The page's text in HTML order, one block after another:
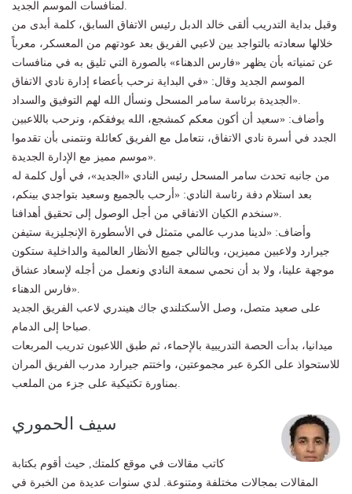
وقبل بداية التدريب ألقى خالد الدبل رئيس الاتفاق السابق، كلمة أبدى من
خلالها سعادته بالتواجد بين لاعبي الفريق بعد عودتهم من المعسكر، معرباً
عن تمنياته بأن يظهر «فارس الدهناء» بالصورة التي تليق به في منافسات
الموسم الجديد وقال: «في البداية نرحب بأعضاء إدارة نادي الاتفاق
الجديدة برئاسة سامر المسحل ونسأل الله لهم التوفيق والسداد».
وأضاف: «سعيد أن أكون معكم كمشجع، الله يوفقكم، ونرحب باللاعبين
الجدد في أسرة نادي الاتفاق، نتعامل مع الفريق كعائلة ونتمنى بأن تقدموا
موسم مميز مع الإدارة الجديدة».
من جانبه تحدث سامر المسحل رئيس النادي «الجديد»، في أول كلمة له
بعد استلام دفة رئاسة النادي: «أرحب بالجميع وسعيد بتواجدي بينكم،
سنخدم الكيان الاتفاقي من أجل الوصول إلى تحقيق أهدافنا».
وأضاف: «لدينا مدرب عالمي متمثل في الأسطورة الإنجليزية ستيفن
جيرارد ولاعبين مميزين، وبالتالي جميع الأنظار العالمية والداخلية ستكون
موجهة علينا، ولا بد أن نحمي سمعة النادي ونعمل من أجله لإسعاد عشاق
فارس الدهناء».
على صعيد متصل، وصل الأسكتلندي جاك هيندري لاعب الفريق الجديد
ميدانيا، بدأت الحصة التدريبية بالإحماء، ثم طبق اللاعبون تدريب المربعات
للاستحواذ على الكرة عبر مجموعتين، واختتم جيرارد مدرب الفريق المران
سيف الحموري
كاتب مقالات في موقع كلمتك, حيث أقوم بكتابة
المقالات بمجالات مختلفة ومتنوعة. لدي سنوات عديدة من الخبرة في